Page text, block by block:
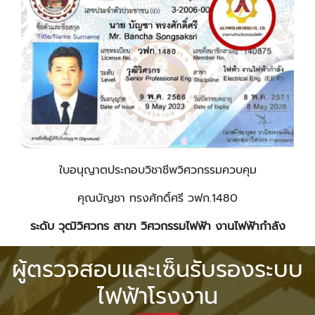
ใบอนุญาตประกอบวิชาชีพวิศวกรรมควบคุม
คุณบัญชา ทรงศักดิ์ศรี วฟก.1480
ระดับ วุฒิวิศวกร สาขา วิศวกรรมไฟฟ้า งานไฟฟ้ากำลัง
ผู้ตรวจสอบและเซ็นรับรองระบบ
ไฟฟ้าโรงงาน